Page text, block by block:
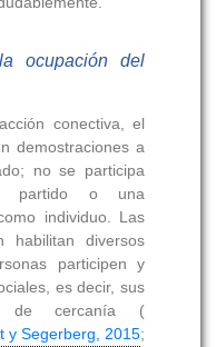
ocupación del
conectiva, el
demostraciones a
no se participa
partido o una
individuo. Las
habilitan diversos
participen y
es decir, sus
de cercanía (
y Segerberg, 2015;